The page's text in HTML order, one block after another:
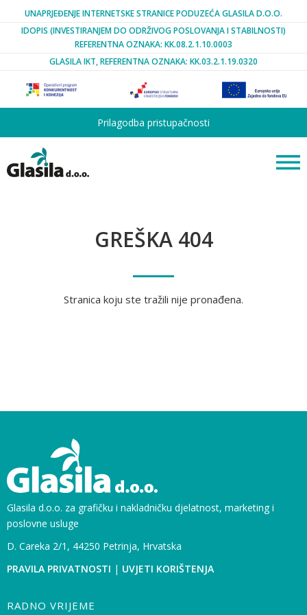
UNAPRJEĐENJE INTERNETSKE STRANICE PODUZEĆA GLASILA D.O.O.
IDOPIS (INVESTIRANJEM DO ODRŽIVOG POSLOVANJA I STABILNOSTI)
REFERENTNA OZNAKA: KK.08.2.1.10.0003
GLASILA IKT, REFERENTNA OZNAKA: KK.03.2.1.19.0320
Prilagodba pristupačnosti
GREŠKA 404
Stranica koju ste tražili nije pronađena.
Glasila d.o.o. za grafičku i nakladničku djelatnost, marketing i
poslovne usluge
D. Careka 2/1, 44250 Petrinja, Hrvatska
PRAVILA PRIVATNOSTI | UVJETI KORIŠTENJA
RADNO VRIJEME